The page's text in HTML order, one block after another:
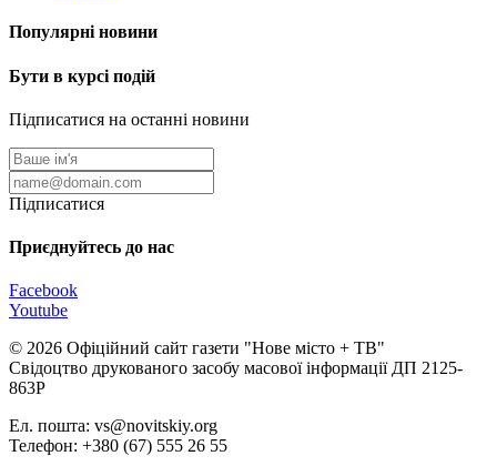
Популярні новини
Бути в курсі подій
Підписатися на останні новини
Підписатися
Приєднуйтесь до нас
Facebook
Youtube
© 2026 Офіційний сайт газети "Нове мiсто + ТВ"
Свідоцтво друкованого засобу масової інформації ДП 2125-
863Р
Ел. пошта: vs@novitskiy.org
Телефон: +380 (67) 555 26 55